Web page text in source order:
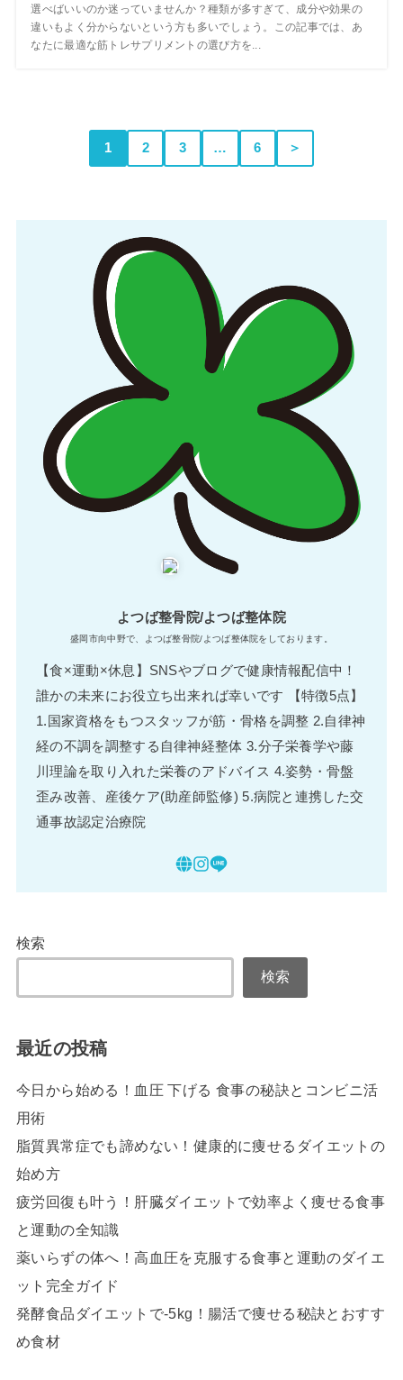
選べばいいのか迷っていませんか？種類が多すぎて、成分や効果の
違いもよく分からないという方も多いでしょう。この記事では、あ
なたに最適な筋トレサプリメントの選び方を...
1 2 3 … 6 ＞
よつば整骨院/よつば整体院
盛岡市向中野で、よつば整骨院/よつば整体院をしております。
【食×運動×休息】SNSやブログで健康情報配信中！
誰かの未来にお役立ち出来れば幸いです 【特徴5点】
1.国家資格をもつスタッフが筋・骨格を調整 2.自律神
経の不調を調整する自律神経整体 3.分子栄養学や藤
川理論を取り入れた栄養のアドバイス 4.姿勢・骨盤
歪み改善、産後ケア(助産師監修) 5.病院と連携した交
通事故認定治療院
検索
検索
最近の投稿
今日から始める！血圧 下げる 食事の秘訣とコンビニ活
用術
脂質異常症でも諦めない！健康的に痩せるダイエットの
始め方
疲労回復も叶う！肝臓ダイエットで効率よく痩せる食事
と運動の全知識
薬いらずの体へ！高血圧を克服する食事と運動のダイエ
ット完全ガイド
発酵食品ダイエットで-5kg！腸活で痩せる秘訣とおすす
め食材